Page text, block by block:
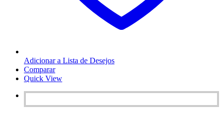
Adicionar a Lista de Desejos
Comparar
Quick View